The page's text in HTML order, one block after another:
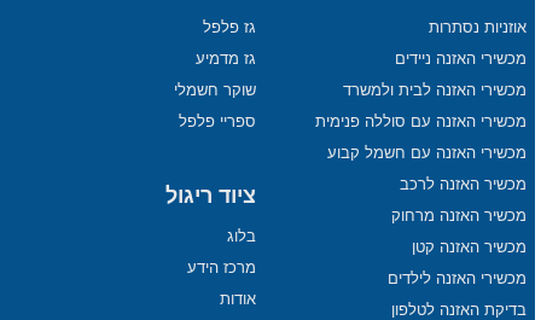
אוזניות נסתרות
מכשירי האזנה ניידים
מכשירי האזנה לבית ולמשרד
מכשירי האזנה עם סוללה פנימית
מכשירי האזנה עם חשמל קבוע
מכשיר האזנה לרכב
מכשיר האזנה מרחוק
מכשיר האזנה קטן
מכשירי האזנה לילדים
בדיקת האזנה לטלפון
גז פלפל
גז מדמיע
שוקר חשמלי
ספריי פלפל
ציוד ריגול
בלוג
מרכז הידע
אודות